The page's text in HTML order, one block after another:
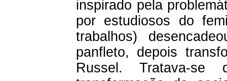
inspirado pela
por estudiosos do
trabalhos)
panfleto, depois
Russel. Tratava-